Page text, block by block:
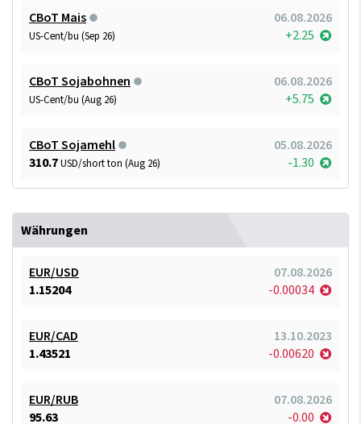
CBoT Mais 06.08.2026
US-Cent/bu (Sep 26) +2.25
CBoT Sojabohnen 06.08.2026
US-Cent/bu (Aug 26) +5.75
CBoT Sojamehl
05.08.2026
310.7USD/short ton (Aug 26) -1.30
Währungen
EUR/USD
07.08.2026
1.15204
-0.00034
EUR/CAD
13.10.2023
1.43521
-0.00620
EUR/RUB
07.08.2026
95.63
-0.00